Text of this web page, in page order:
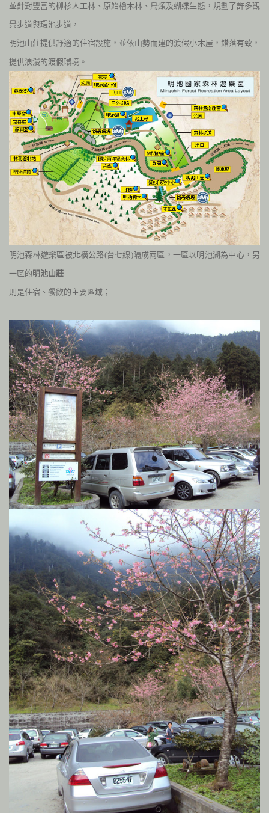
並針對豐富的柳杉人工林、原始檜木林、鳥類及蝴蝶生態，規劃了許多觀
景步道與環池步道，
明池山莊提供舒適的住宿設施，並依山勢而建的渡假小木屋，錯落有致，
提供浪漫的渡假環境。
明池森林遊樂區被北橫公路(台七線)隔成兩區， 一區以明池湖為中心，另
一區的明池山莊
則是住宿、餐飲的主要區域；